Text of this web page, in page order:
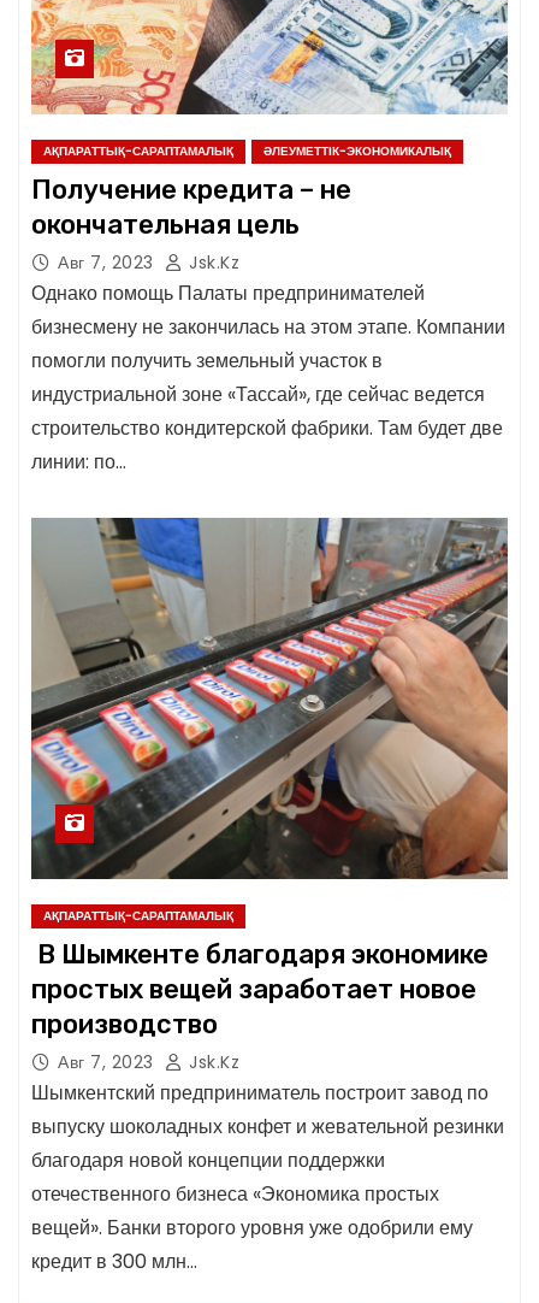
АҚПАРАТТЫҚ-САРАПТАМАЛЫҚ ӘЛЕУМЕТТІК-ЭКОНОМИКАЛЫҚ
Получение кредита – не
окончательная цель
Авг 7, 2023 Jsk.kz
Однако помощь Палаты предпринимателей
бизнесмену не закончилась на этом этапе. Компании
помогли получить земельный участок в
индустриальной зоне «Тассай», где сейчас ведется
строительство кондитерской фабрики. Там будет две
линии: по…
АҚПАРАТТЫҚ-САРАПТАМАЛЫҚ
В Шымкенте благодаря экономике
простых вещей заработает новое
производство
Авг 7, 2023 Jsk.kz
Шымкентский предприниматель построит завод по
выпуску шоколадных конфет и жевательной резинки
благодаря новой концепции поддержки
отечественного бизнеса «Экономика простых
вещей». Банки второго уровня уже одобрили ему
кредит в 300 млн…